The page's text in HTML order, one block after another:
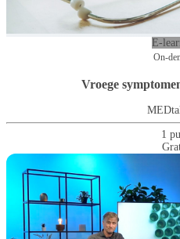
E-
On-
Vroege
1